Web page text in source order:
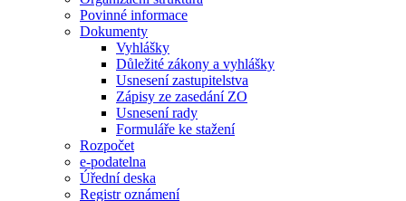
Povinné informace
Dokumenty
Vyhlášky
Důležité zákony a vyhlášky
Usnesení zastupitelstva
Zápisy ze zasedání ZO
Usnesení rady
Formuláře ke stažení
Rozpočet
e-podatelna
Úřední deska
Registr oznámení